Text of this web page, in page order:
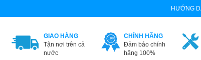
HƯỚNG
GIAO HÀNG
Tận nơi trên cả
nước
CHÍNH HÃNG
Đảm bảo chính
hãng 100%